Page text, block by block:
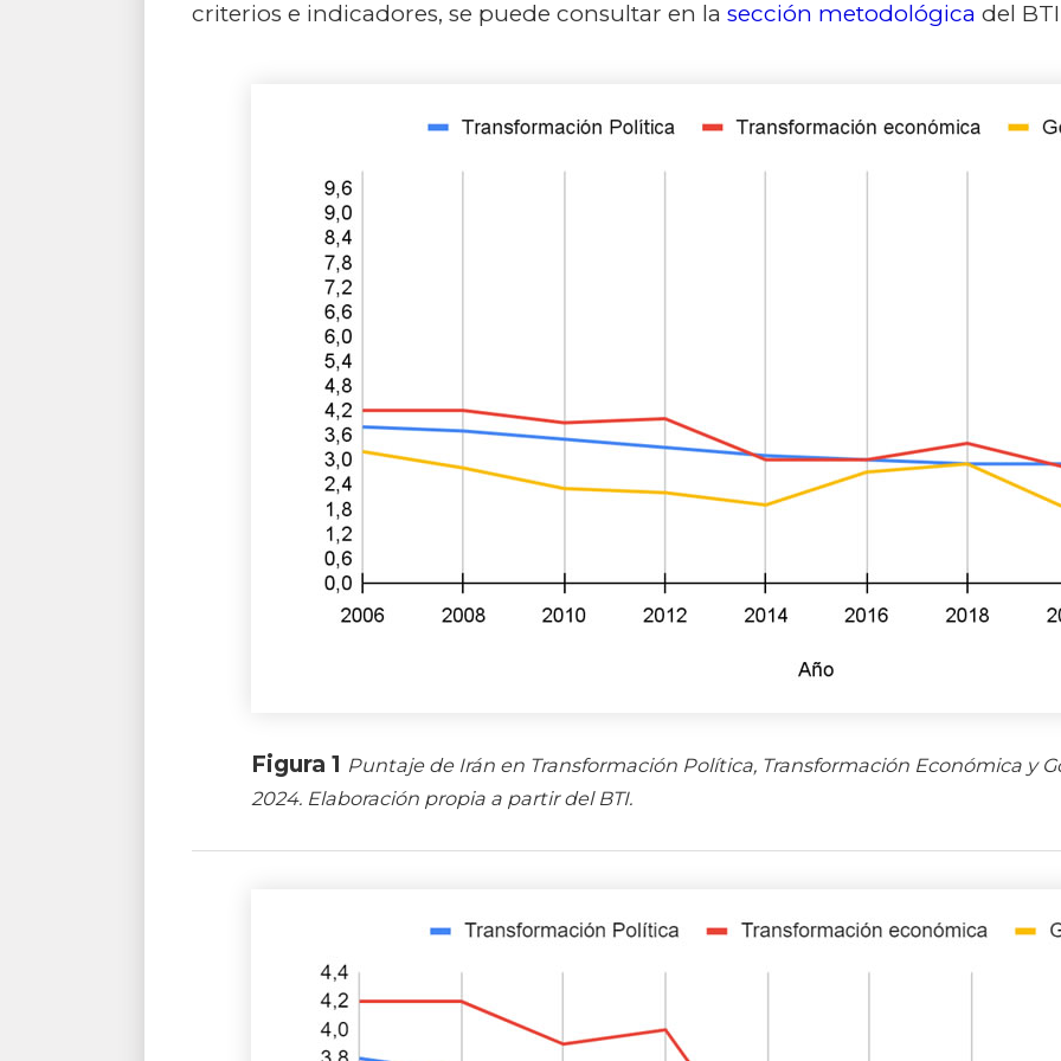
criterios e indicadores, se puede consultar en la sección metodológica del
Figura 1 Puntaje de Irán en Transformación Política, Transformación Económica y
2024. Elaboración propia a partir del BTI.